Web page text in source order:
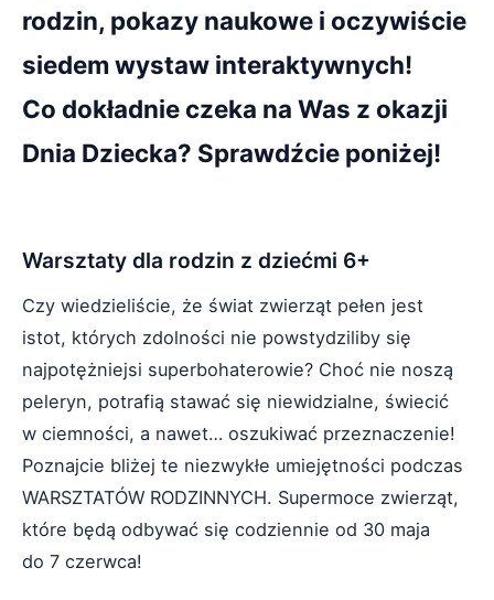
rodzin, pokazy naukowe i oczywiście
siedem wystaw interaktywnych!
Co dokładnie czeka na Was z okazji
Dnia Dziecka? Sprawdźcie poniżej!
Warsztaty dla rodzin z dziećmi 6+
Czy wiedzieliście, że świat zwierząt pełen jest
istot, których zdolności nie powstydziliby się
najpotężniejsi superbohaterowie? Choć nie noszą
peleryn, potrafią stawać się niewidzialne, świecić
w ciemności, a nawet… oszukiwać przeznaczenie!
Poznajcie bliżej te niezwykłe umiejętności podczas
WARSZTATÓW RODZINNYCH. Supermoce zwierząt,
które będą odbywać się codziennie od 30 maja
do 7 czerwca!